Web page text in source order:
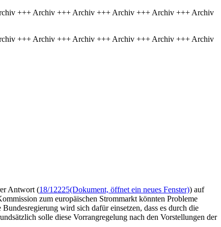
+++ Archiv +++ Archiv +++ Archiv +++ Archiv +++ Archiv
+++ Archiv +++ Archiv +++ Archiv +++ Archiv +++ Archiv
Antwort (18/12225(Dokument, öffnet ein neues Fenster)) auf
zum europäischen Strommarkt könnten Probleme
wird sich dafür einsetzen, dass es durch die
solle diese Vorrangregelung nach den Vorstellungen der